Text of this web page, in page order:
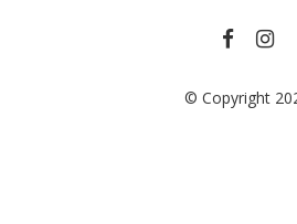
© Copyright